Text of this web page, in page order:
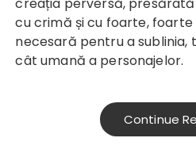
cu crimă și cu foarte,
necesară pentru a sublinia,
cât umană a personajelor.
Continue